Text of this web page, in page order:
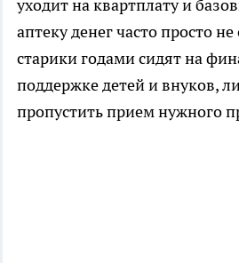
уходит на квартплату и
аптеку денег часто просто
старики годами сидят на
поддержке детей и внуков,
пропустить прием нужного